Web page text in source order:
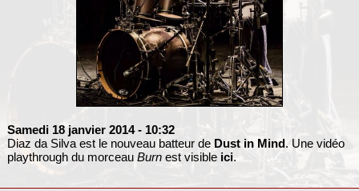
Samedi 18 janvier 2014 - 10:32
Diaz da Silva est le nouveau batteur de Dust in Mind. Une vidéo
playthrough du morceau Burnest visible ici.